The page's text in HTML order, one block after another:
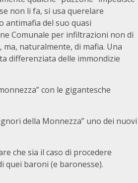
non li fa, si usa querelare
antimafia del suo quasi
Comunale per infiltrazioni non di
naturalmente, di mafia. Una
differenziata delle immondizie
con le gigantesche
della Monnezza” uno dei nuovi
che sia il caso di procedere
quei baroni (e baronesse).